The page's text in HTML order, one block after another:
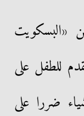
«البسكويت
للطفل على
ضررا على